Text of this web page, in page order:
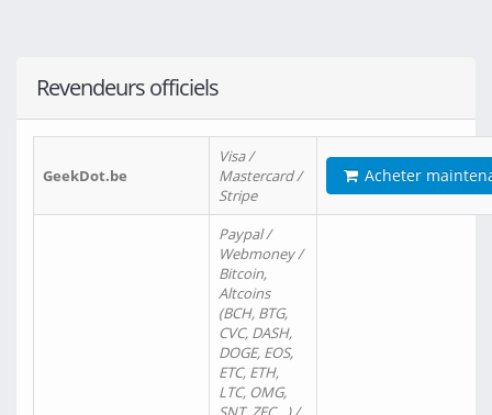
Revendeurs officiels
GeekDot.be
Visa /
Mastercard /
Stripe
Acheter
Paypal /
Webmoney /
Bitcoin,
Altcoins
(BCH, BTG,
CVC, DASH,
DOGE, EOS,
ETC, ETH,
LTC, OMG,